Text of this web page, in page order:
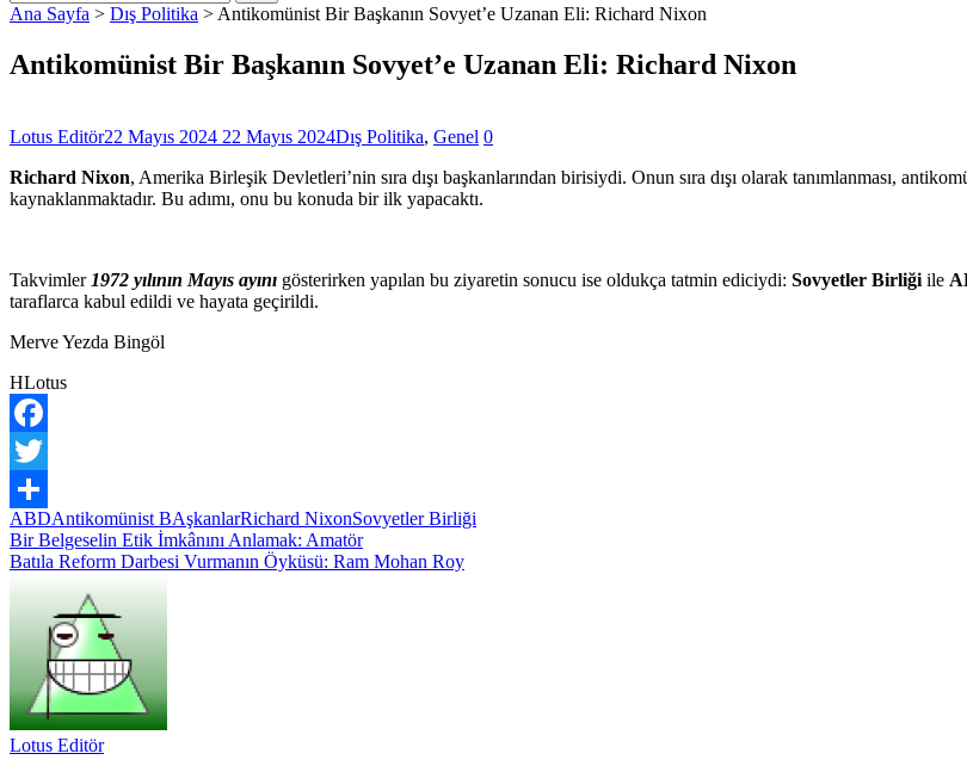
Ana Sayfa > Dış Politika > Antikomünist Bir Başkanın Sovyet’e Uzanan Eli: Richard Nixon
Antikomünist Bir Başkanın Sovyet’e Uzanan Eli: Richard Nixon
Lotus Editör22 Mayıs 2024 22 Mayıs 2024Dış Politika, Genel 0
Richard Nixon, Amerika Birleşik Devletleri’nin sıra dışı başkanlarından birisiydi. Onun sıra dışı olarak tanımlanması,
kaynaklanmaktadır. Bu adımı, onu bu konuda bir ilk yapacaktı.
Takvimler 1972 yılının Mayıs ayını gösterirken yapılan bu ziyaretin sonucu ise oldukça tatmin ediciydi: Sovyetler Birliği ile
taraflarca kabul edildi ve hayata geçirildi.
Merve Yezda Bingöl
HLotus
Facebook
Twitter
Share
ABDAntikomünist BAşkanlarRichard NixonSovyetler Birliği
Yazı
gezinmesi
Bir Belgeselin Etik İmkânını Anlamak: Amatör
Batıla Reform Darbesi Vurmanın Öyküsü: Ram Mohan Roy
Lotus Editör